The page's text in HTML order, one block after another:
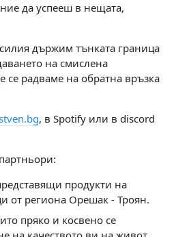
да успееш в нещата,
държим тънката граница
на смислена
радваме на обратна връзка
, в Spotify или в discord
продукти на
от региона Орешак - Троян.
пряко и косвено се